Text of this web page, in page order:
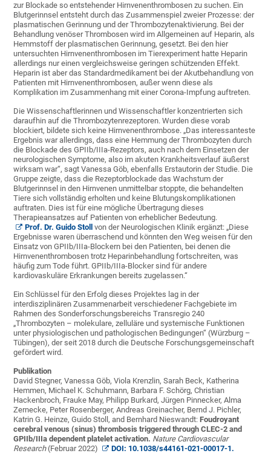
zur Blockade so entstehender Hirnvenenthrombosen zu suchen. Ein
Blutgerinnsel entsteht durch das Zusammenspiel zweier Prozesse: der
plasmatischen Gerinnung und der Thrombozytenaktivierung. Bei der
Behandlung venöser Thrombosen wird im Allgemeinen auf Heparin, als
Hemmstoff der plasmatischen Gerinnung, gesetzt. Bei den hier
untersuchten Hirnvenenthrombosen im Tierexperiment hatte Heparin
allerdings nur einen vergleichsweise geringen schützenden Effekt.
Heparin ist aber das Standardmedikament bei der Akutbehandlung von
Patienten mit Hirnvenenthrombosen, außer wenn diese als
Komplikation im Zusammenhang mit einer Corona-Impfung auftreten.
Die Wissenschaftlerinnen und Wissenschaftler konzentrierten sich
daraufhin auf die Thrombozytenrezeptoren. Wurden diese vorab
blockiert, bildete sich keine Hirnvenenthrombose. „Das interessanteste
Ergebnis war allerdings, dass eine Hemmung der Thrombozyten durch
die Blockade des GPIIb/IIIa-Rezeptors, auch nach dem Einsetzen der
neurologischen Symptome, also im akuten Krankheitsverlauf äußerst
wirksam war“, sagt Vanessa Göb, ebenfalls Erstautorin der Studie. Die
Gruppe zeigte, dass die Rezeptorblockade das Wachstum der
Blutgerinnsel in den Hirnvenen unmittelbar stoppte, die behandelten
Tiere sich vollständig erholten und keine Blutungskomplikationen
auftraten. Dies ist für eine mögliche Übertragung dieses
Therapieansatzes auf Patienten von erheblicher Bedeutung.
Prof. Dr. Guido Stoll von der Neurologischen Klinik ergänzt: „Diese
Ergebnisse waren überraschend und könnten den Weg weisen für den
Einsatz von GPIIb/IIIa-Blockern bei den Patienten, bei denen die
Hirnvenenthrombosen trotz Heparinbehandlung fortschreiten, was
häufig zum Tode führt. GPIIb/IIIa-Blocker sind für andere
kardiovaskuläre Erkrankungen bereits zugelassen.“
Ein Schlüssel für den Erfolg dieses Projektes lag in der
interdisziplinären Zusammenarbeit verschiedener Fachgebiete im
Rahmen des Sonderforschungsbereichs Transregio 240
„Thrombozyten – molekulare, zelluläre und systemische Funktionen
unter physiologischen und pathologischen Bedingungen“ (Würzburg –
Tübingen), der seit 2018 durch die Deutsche Forschungsgemeinschaft
gefördert wird.
Publikation
David Stegner, Vanessa Göb, Viola Krenzlin, Sarah Beck, Katherina
Hemmen, Michael K. Schuhmann, Barbara F. Schörg, Christian
Hackenbroch, Frauke May, Philipp Burkard, Jürgen Pinnecker, Alma
Zernecke, Peter Rosenberger, Andreas Greinacher, Bernd J. Pichler,
Katrin G. Heinze, Guido Stoll, and Bernhard Nieswandt: Foudroyant
cerebral venous (sinus) thrombosis triggered through CLEC-2 and
GPIIb/IIIa dependent platelet activation. Nature Cardiovascular
Research (Februar 2022) DOI: 10.1038/s44161-021-00017-1.